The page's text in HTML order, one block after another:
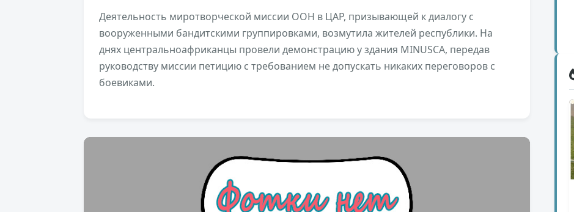
Деятельность миротворческой миссии ООН в ЦАР, призывающей к диалогу с
вооруженными бандитскими группировками, возмутила жителей республики. На
днях центральноафриканцы провели демонстрацию у здания MINUSCA, передав
руководству миссии петицию с требованием не допускать никаких переговоров с
боевиками.